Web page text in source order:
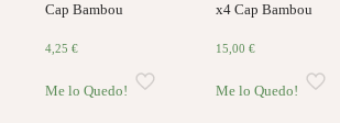
Cap Bambou
4,25 €
Me lo Quedo!
x4 Cap Bambou
15,00€
Me lo Quedo!